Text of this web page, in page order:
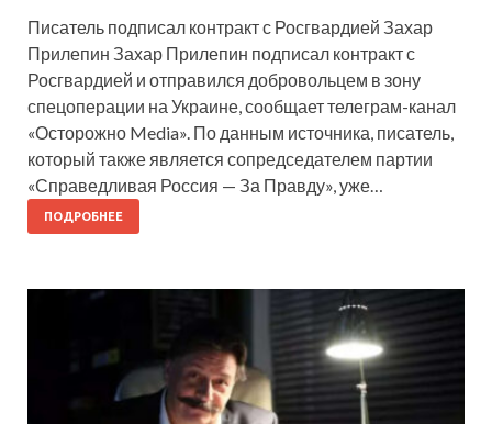
Писатель подписал контракт с Росгвардией Захар
Прилепин Захар Прилепин подписал контракт с
Росгвардией и отправился добровольцем в зону
спецоперации на Украине, сообщает телеграм-канал
«Осторожно Media». По данным источника, писатель,
который также является сопредседателем партии
«Справедливая Россия — За Правду», уже…
ПОДРОБНЕЕ